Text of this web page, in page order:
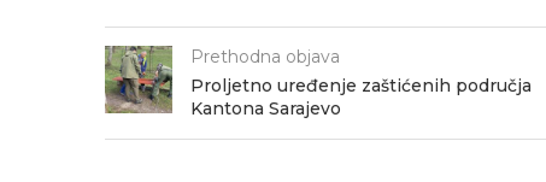
Prethodna objava
Proljetno uređenje zaštićenih područja
Kantona Sarajevo